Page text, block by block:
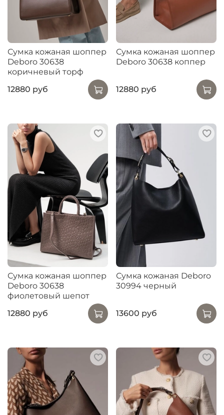
Сумка кожаная шоппер
Deboro 30638
коричневый торф
12880 руб
Сумка кожаная шоппер
Deboro 30638 коппер
12880 руб
Сумка кожаная шоппер
Deboro 30638
фиолетовый шепот
12880 руб
Сумка кожаная Deboro
30994 черный
13600 руб